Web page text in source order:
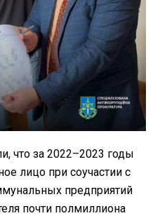
что за 2022–2023 годы
лицо при соучастии с
предприятий
почти полмиллиона